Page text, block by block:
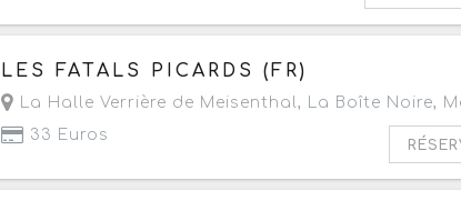
Le samedi 26 septembre 2026 à partir de 20h
LES FATALS PICARDS (FR)
La Halle Verrière de Meisenthal, La Boîte Noire,
33 Euros